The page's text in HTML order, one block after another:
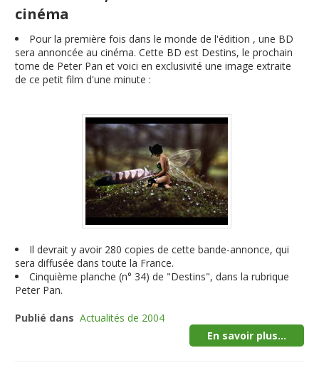
cinéma
Pour la première fois dans le monde de l'édition , une BD
sera annoncée au cinéma. Cette BD est Destins, le prochain
tome de Peter Pan et voici en exclusivité une image extraite
de ce petit film d'une minute :
Il devrait y avoir 280 copies de cette bande-annonce, qui
sera diffusée dans toute la France.
Cinquième planche (n° 34) de "Destins", dans la rubrique
Peter Pan.
Publié dans Actualités de 2004
En savoir plus...